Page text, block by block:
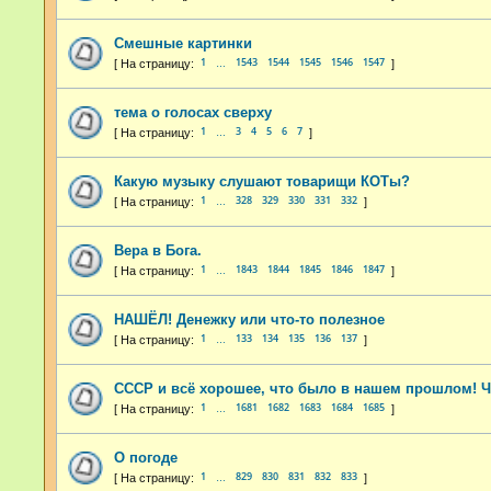
Смешные картинки
1 1543 1544 1545 1546 1547
тема о голосах сверху
1 3 4 5 6 7
Какую музыку слушают товарищи КОТы?
1 328 329 330 331 332
Вера в Бога.
1 1843 1844 1845 1846 1847
НАШЁЛ! Денежку или что-то полезное
1 133 134 135 136 137
СССР и всё хорошее, что было в нашем прошлом!
1 1681 1682 1683 1684 1685
О погоде
1 829 830 831 832 833